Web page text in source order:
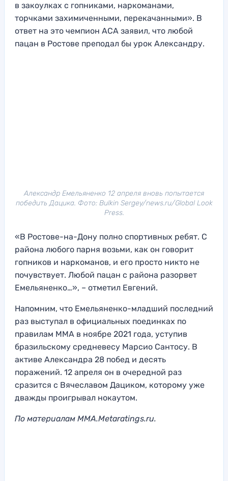
в закоулках с гопниками, наркоманами,
торчками захимиченными, перекачанными». В
ответ на это чемпион ACA заявил, что любой
пацан в Ростове преподал бы урок Александру.
Александр Емельяненко 12 апреля вновь попытается
победить Дацика. Фото: Bulkin Sergey/news.ru/Global Look
Press.
«В Ростове-на-Дону полно спортивных ребят. С
района любого парня возьми, как он говорит
гопников и наркоманов, и его просто никто не
почувствует. Любой пацан с района разорвет
Емельяненко…», – отметил Евгений.
Напомним, что Емельяненко-младший последний
раз выступал в официальных поединках по
правилам ММА в ноябре 2021 года, уступив
бразильскому средневесу Марсио Сантосу. В
активе Александра 28 побед и десять
поражений. 12 апреля он в очередной раз
сразится с Вячеславом Дациком, которому уже
дважды проигрывал нокаутом.
По материалам MMA.Metaratings.ru.